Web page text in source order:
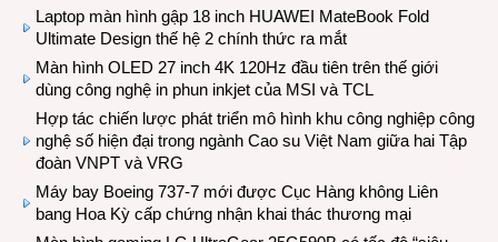
Laptop màn hình gập 18 inch HUAWEI MateBook Fold
Ultimate Design thế hệ 2 chính thức ra mắt
Màn hình OLED 27 inch 4K 120Hz đầu tiên trên thế giới
dùng công nghệ in phun inkjet của MSI và TCL
Hợp tác chiến lược phát triển mô hình khu công nghiệp công
nghệ số hiện đại trong ngành Cao su Việt Nam giữa hai Tập
đoàn VNPT và VRG
Máy bay Boeing 737-7 mới được Cục Hàng không Liên
bang Hoa Kỳ cấp chứng nhận khai thác thương mại